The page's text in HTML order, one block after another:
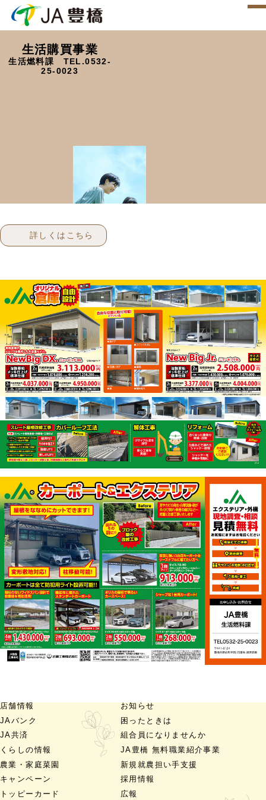
生活購買事業
生活燃料課 TEL.0532-
25-0023
詳しくはこちら
店舗情報
JAバンク
JA共済
くらしの情報
農業・家庭菜園
キャンペーン
トッピーカード
お知らせ
困ったときは
組合員になりませんか
JA豊橋 無料職業紹介事業
新規就農担い手支援
採用情報
広報